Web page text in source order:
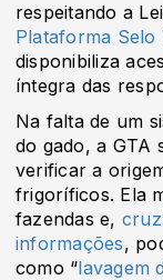
respeitando a
Plataforma Selo
disponibiliza
íntegra das
Na falta de um
do gado, a GTA
verificar a
frigoríficos. Ela
fazendas e,
informações,
como “lavagem